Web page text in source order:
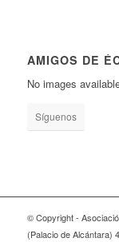
AMIGOS DE
No images
Síguenos
© Copyright -
(Palacio de Alcántara)